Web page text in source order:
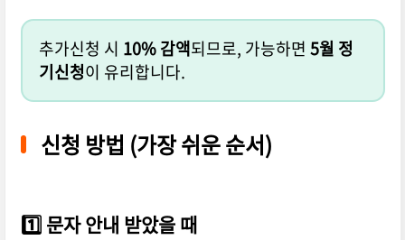
추가신청 시 10% 감액되므로, 가능하면 5월 정
기신청이 유리합니다.
신청 방법 (가장 쉬운 순서)
1️⃣ 문자 안내 받았을 때